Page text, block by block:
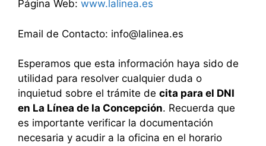
Página Web: www.lalinea.es
Email de Contacto: info@lalinea.es
Esperamos que esta información haya sido de
utilidad para resolver cualquier duda o
inquietud sobre el trámite de cita para el DNI
en La Línea de la Concepción. Recuerda que
es importante verificar la documentación
necesaria y acudir a la oficina en el horario